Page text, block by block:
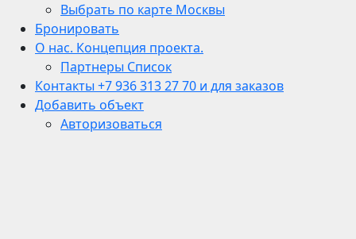
Выбрать по карте Москвы
Бронировать
О нас. Концепция проекта.
Партнеры Список
Контакты +7 936 313 27 70 и для заказов
Добавить объект
Авторизоваться